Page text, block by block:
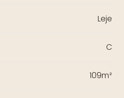
Leje
C
109m²